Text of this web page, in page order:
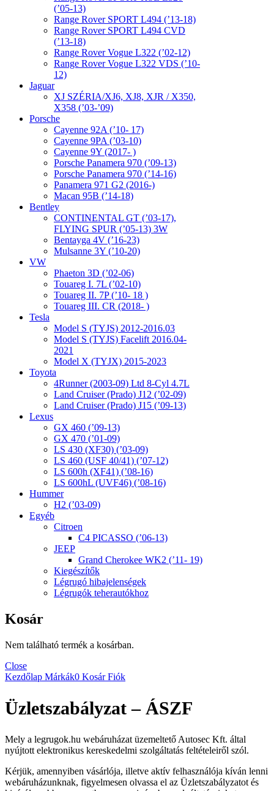
(’05-13)
Range Rover SPORT L494 (’13-18)
Range Rover SPORT L494 CVD
(’13-18)
Range Rover Vogue L322 (’02-12)
Range Rover Vogue L322 VDS (’10-
12)
Jaguar
XJ SZÉRIA/XJ6, XJ8, XJR / X350,
X358 (’03-’09)
Porsche
Cayenne 92A (’10- 17)
Cayenne 9PA (’03-10)
Cayenne 9Y (2017- )
Porsche Panamera 970 (’09-13)
Porsche Panamera 970 (’14-16)
Panamera 971 G2 (2016-)
Macan 95B (’14-18)
Bentley
CONTINENTAL GT (’03-17),
FLYING SPUR (’05-13) 3W
Bentayga 4V (’16-23)
Mulsanne 3Y (’10-20)
VW
Phaeton 3D (’02-06)
Touareg I. 7L (’02-10)
Touareg II. 7P (’10- 18 )
Touareg III. CR (2018- )
Tesla
Model S (TYJS) 2012-2016.03
Model S (TYJS) Facelift 2016.04-
2021
Model X (TYJX) 2015-2023
Toyota
4Runner (2003-09) Ltd 8-Cyl 4.7L
Land Cruiser (Prado) J12 (’02-09)
Land Cruiser (Prado) J15 (’09-13)
Lexus
GX 460 (’09-13)
GX 470 (’01-09)
LS 430 (XF30) (’03-09)
LS 460 (USF 40/41) (’07-12)
LS 600h (XF41) (’08-16)
LS 600hL (UVF46) (’08-16)
Hummer
H2 (’03-09)
Egyéb
Citroen
C4 PICASSO (’06-13)
JEEP
Grand Cherokee WK2 (’11- 19)
Kiegészítők
Légrugó hibajelenségek
Légrugók teherautókhoz
Kosár
Nem található termék a kosárban.
Close
Kezdőlap Márkák0 KosárFiók
Üzletszabályzat – ÁSZF
Mely a legrugok.hu webáruházat üzemeltető Autosec Kft. által
nyújtott elektronikus kereskedelmi szolgáltatás feltételeiről szól.
Kérjük, amennyiben vásárlója, illetve aktív felhasználója kíván lenni
webáruházunknak, figyelmesen olvassa el az Üzletszabályzatot és